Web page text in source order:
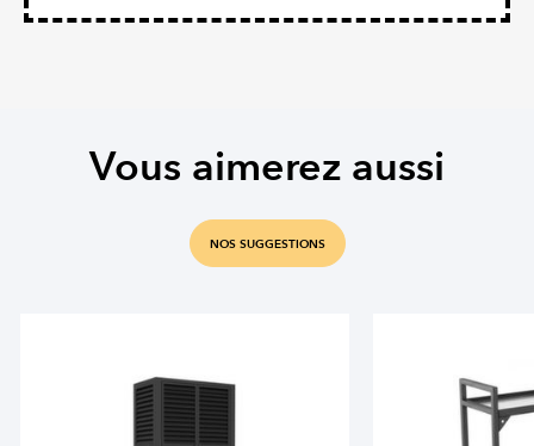
Vous aimerez aussi
NOS SUGGESTIONS